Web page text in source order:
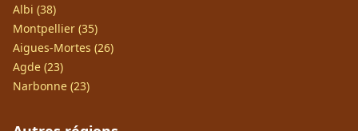
Albi (38)
Montpellier (35)
Aigues-Mortes (26)
Agde (23)
Narbonne (23)